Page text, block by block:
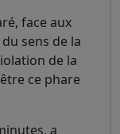
face aux
sens de la
de la
ce phare
a